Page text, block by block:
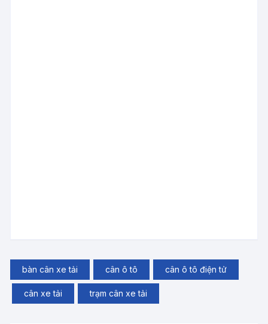
bàn cân xe tải cân ô tô cân ô tô điện tử
cân xe tải trạm cân xe tải